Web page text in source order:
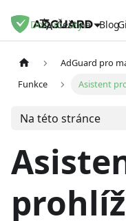
Dokumenty Blog
Čeština
AdGuard pro
Funkce
Asistent
Na této stránce